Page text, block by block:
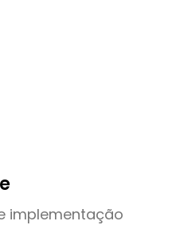
implementação